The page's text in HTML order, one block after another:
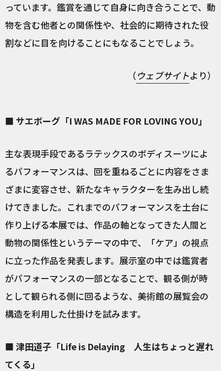
っています。鑑賞を通じて自身に向き合うことで、動
物を含む他者との関係性や、社会的に期待された役
割などに目を向けることにもなることでしょう。
（ウェブサイトより）
■ サエボーグ「I WAS MADE FOR LOVING YOU」
主な表現手段であるラテックスのボディスーツによ
るパフォーマンスは、回を重ねるごとに内容をさま
ざまに変容させ、新たなキャラクターを生み出し続
けてきました。これまでのパフォーマンスを土台に
作り上げる本展では、作品の軸となってきた人間と
動物の関係性というテーマの中で、「ケア」の視点
に立った作品を発表します。展示室の中では鑑賞者
がパフォーマンスの一部となることで、観る側が時
として観られる側に回るような、美術館の展覧会の
構造を利用した仕掛けを試みます。
■ 津田道子「Life is Delaying 人生はちょっと遅れ
てくる」